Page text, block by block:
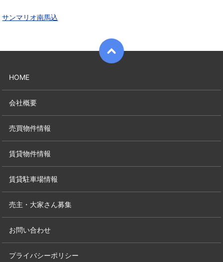
サンマリオ南馬込
HOME
会社概要
売買物件情報
賃貸物件情報
賃貸駐車場情報
売主・大家さん募集
お問い合わせ
プライバシーポリシー